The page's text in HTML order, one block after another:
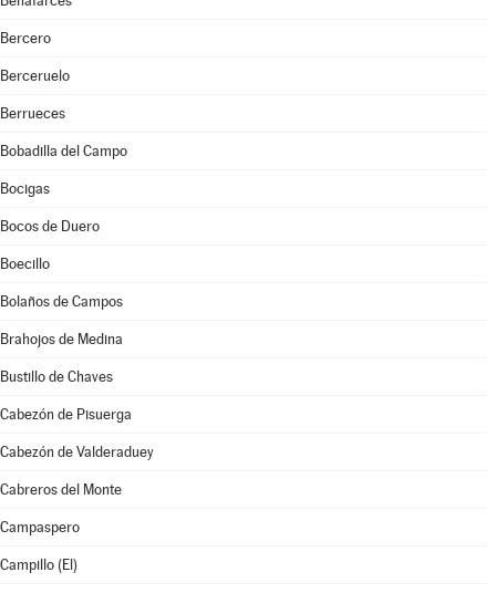
Bercero
Berceruelo
Berrueces
Bobadilla del Campo
Bocigas
Bocos de Duero
Boecillo
Bolaños de Campos
Brahojos de Medina
Bustillo de Chaves
Cabezón de Pisuerga
Cabezón de Valderaduey
Cabreros del Monte
Campaspero
Campillo (El)